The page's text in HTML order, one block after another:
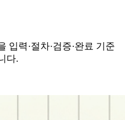
입력·절차·검증·완료 기준
다.